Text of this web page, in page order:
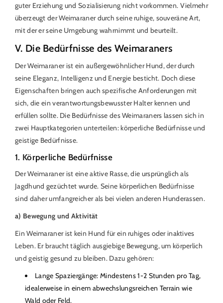
guter Erziehung und Sozialisierung nicht vorkommen. Vielmehr
überzeugt der Weimaraner durch seine ruhige, souveräne Art,
mit der er seine Umgebung wahrnimmt und beurteilt.
V. Die Bedürfnisse des Weimaraners
Der Weimaraner ist ein außergewöhnlicher Hund, der durch
seine Eleganz, Intelligenz und Energie besticht. Doch diese
Eigenschaften bringen auch spezifische Anforderungen mit
sich, die ein verantwortungsbewusster Halter kennen und
erfüllen sollte. Die Bedürfnisse des Weimaraners lassen sich in
zwei Hauptkategorien unterteilen: körperliche Bedürfnisse und
geistige Bedürfnisse.
1. Körperliche Bedürfnisse
Der Weimaraner ist eine aktive Rasse, die ursprünglich als
Jagdhund gezüchtet wurde. Seine körperlichen Bedürfnisse
sind daher umfangreicher als bei vielen anderen Hunderassen.
a) Bewegung und Aktivität
Ein Weimaraner ist kein Hund für ein ruhiges oder inaktives
Leben. Er braucht täglich ausgiebige Bewegung, um körperlich
und geistig gesund zu bleiben. Dazu gehören:
Lange Spaziergänge: Mindestens 1-2 Stunden pro Tag,
idealerweise in einem abwechslungsreichen Terrain wie
Wald oder Feld.